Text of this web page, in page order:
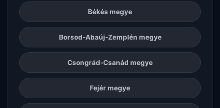
Békés megye
Borsod-Abaúj-Zemplén megye
Csongrád-Csanád megye
Fejér megye